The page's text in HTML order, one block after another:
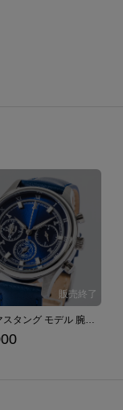
ロイ・マスタング モデル 腕時計 鋼の錬金術師